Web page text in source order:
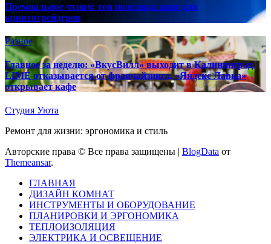
Премиальное чтиво: топ полезных книг для
криптотрейдеров
Разное
Главное за неделю: «ВкусВилл» выходит в Калининград,
LIMÉ отказывается от франчайзинга, «Яндекс Лавка»
открывает кафе
Студия Уюта
Ремонт для жизни: эргономика и стиль
Авторские права © Все права защищены | BlogData от
Themeansar.
ГЛАВНАЯ
ДИЗАЙН КОМНАТ
ИНСТРУМЕНТЫ И ОБОРУДОВАНИЕ
ПЛАНИРОВКИ И ЭРГОНОМИКА
ТЕПЛОИЗОЛЯЦИЯ
ЭЛЕКТРИКА И ОСВЕЩЕНИЕ